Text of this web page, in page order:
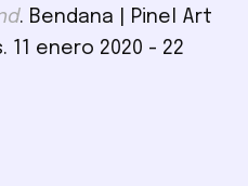
. Bendana | Pinel Art
11 enero 2020 - 22